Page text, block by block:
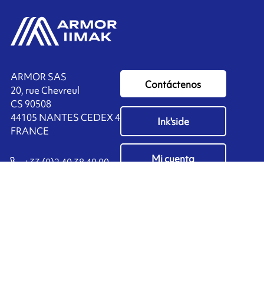
ARMOR SAS
20, rue Chevreul
CS 90508
44105 NANTES CEDEX 4
FRANCE
+33 (0)2 40 38 40 00
Contáctenos
Ink'side
Mi cuenta